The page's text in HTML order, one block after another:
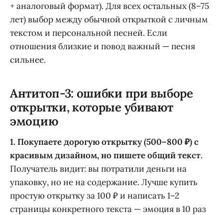
+ аналоговый формат). Для всех остальных (8–75
лет) выбор между обычной открыткой с личным
текстом и персональной песней. Если
отношения близкие и повод важный — песня
сильнее.
Антитоп-3: ошибки при выборе
открытки, которые убивают
эмоцию
1. Покупаете дорогую открытку (500–800 ₽) с
красивым дизайном, но пишете общий текст.
Получатель видит: вы потратили деньги на
упаковку, но не на содержание. Лучше купить
простую открытку за 100 ₽ и написать 1–2
страницы конкретного текста — эмоция в 10 раз